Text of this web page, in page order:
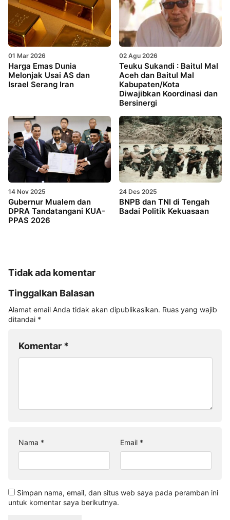
01 Mar 2026
Harga Emas Dunia
Melonjak Usai AS dan
Israel Serang Iran
02 Agu 2026
Teuku Sukandi : Baitul Mal
Aceh dan Baitul Mal
Kabupaten/Kota
Diwajibkan Koordinasi dan
Bersinergi
14 Nov 2025
Gubernur Mualem dan
DPRA Tandatangani KUA-
PPAS 2026
24 Des 2025
BNPB dan TNI di Tengah
Badai Politik Kekuasaan
Tidak ada komentar
Tinggalkan Balasan
Alamat email Anda tidak akan dipublikasikan. Ruas yang wajib
ditandai *
Komentar *
Nama * Email *
Simpan nama, email, dan situs web saya pada peramban ini
untuk komentar saya berikutnya.